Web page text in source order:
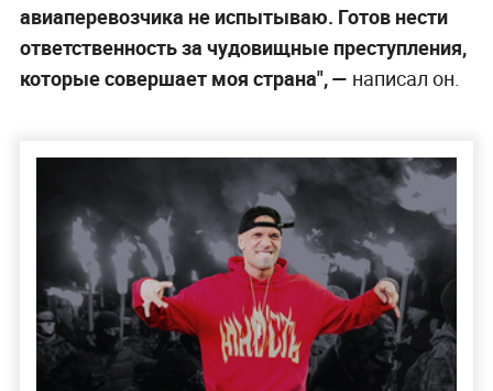
авиаперевозчика не испытываю. Готов нести
ответственность за чудовищные преступления,
которые совершает моя страна",— написал он.